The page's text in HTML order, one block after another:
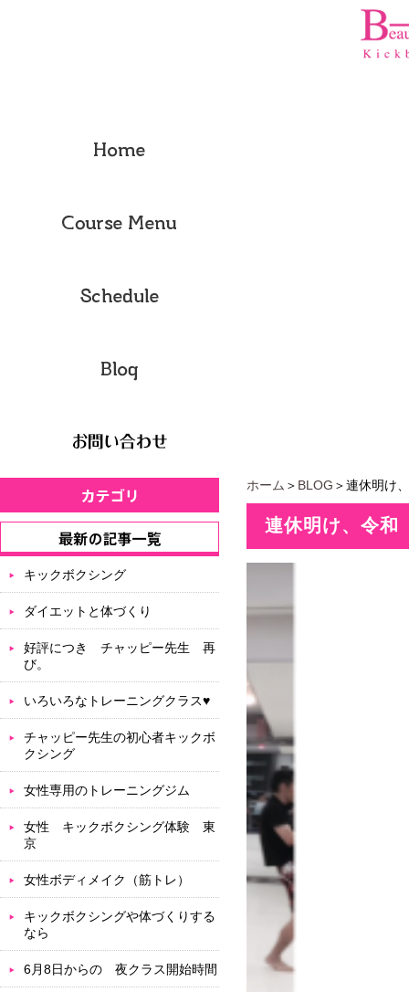
ホーム ＞ BLOG ＞連休明け
連休明け、令
キックボクシング
ダイエットと体づくり
好評につき チャッピー先生 再
び。
いろいろなトレーニングクラス♥
チャッピー先生の初心者キックボ
クシング
女性専用のトレーニングジム
女性 キックボクシング体験 東
京
女性ボディメイク（筋トレ）
キックボクシングや体づくりする
なら
6月8日からの 夜クラス開始時間